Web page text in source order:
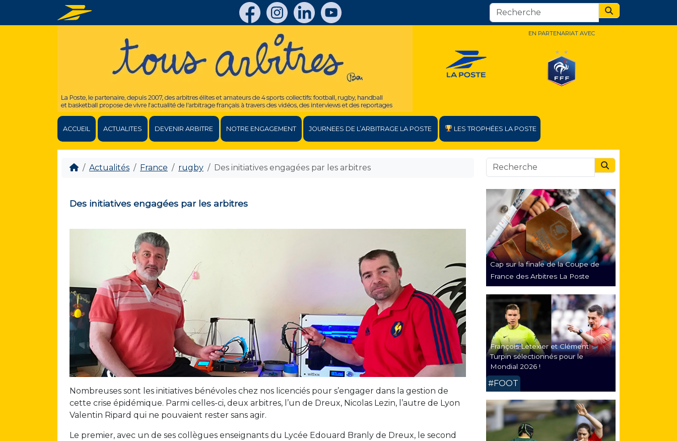
Search
EN PARTENARIAT AVEC
ACCUEIL ACTUALITES DEVENIR ARBITRE NOTRE ENGAGEMENT JOURNEES DE L’ARBITRAGE LA POSTE LES TROPHÉES LA POSTE
Actualités France rugby Des initiatives engagées par les arbitres
Des initiatives engagées par les arbitres
Nombreuses sont les initiatives bénévoles chez nos licenciés pour s’engager dans la gestion de
cette crise épidémique. Parmi celles-ci, deux arbitres, l’un de Dreux, Nicolas Lezin, l’autre de Lyon
Valentin Ripard qui ne pouvaient rester sans agir.
Le premier, avec un de ses collègues enseignants du Lycée Edouard Branly de Dreux, le second
Search
Cap sur la finale de la Coupe de
France des Arbitres La Poste
François Letexier et Clément
Turpin sélectionnés pour le
Mondial 2026 !
#FOOT